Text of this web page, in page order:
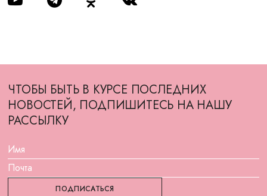
ЧТОБЫ БЫТЬ В КУРСЕ ПОСЛЕДНИХ
НОВОСТЕЙ, ПОДПИШИТЕСЬ НА НАШУ
РАССЫЛКУ